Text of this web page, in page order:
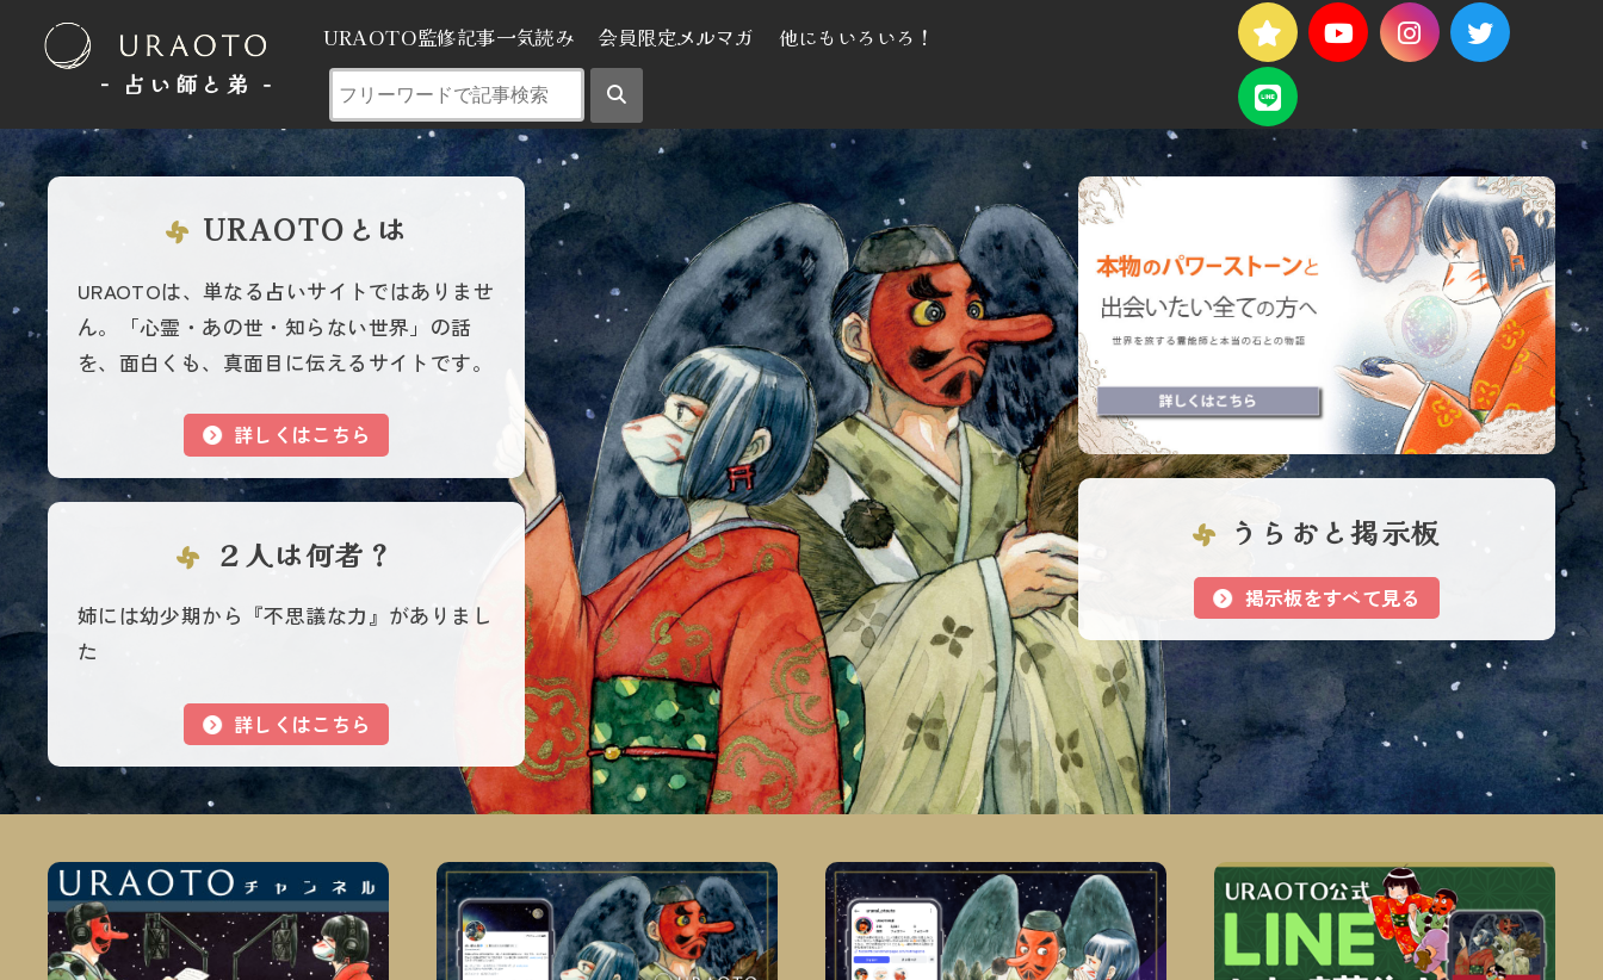
- 占い師と弟 ‐
URAOTO監修記事一気読み 会員限定メルマガ 他にもいろいろ！
URAOTOとは
URAOTOは、単なる占いサイトではありませ
ん。「心霊・あの世・知らない世界」の話
を、面白くも、真面目に伝えるサイトです。
詳しくはこちら
２人は何者？
姉には幼少期から『不思議な力』がありまし
た
詳しくはこちら
うらおと掲示板
掲示板をすべて見る